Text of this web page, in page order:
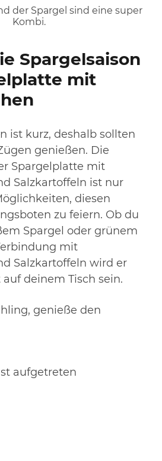
Spargelsaison
mit
ist kurz, deshalb sollten
genießen. Die
Spargelplatte mit
Salzkartoffeln ist nur
diesen
zu feiern. Ob du
Spargel oder grünem
mit
Salzkartoffeln wird er
deinem Tisch sein.
genieße den
ist aufgetreten